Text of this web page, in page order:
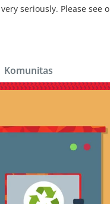
Komunitas
seriously. Please